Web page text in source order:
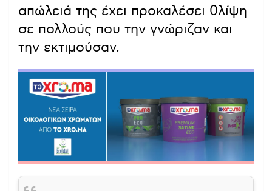
απώλειά της έχει προκαλέσει θλίψη
σε πολλούς που την γνώριζαν και
την εκτιμούσαν.